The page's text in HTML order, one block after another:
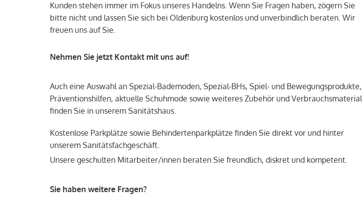
Kunden stehen immer im Fokus unseres Handelns. Wenn Sie Fragen haben, zögern Sie
bitte nicht und lassen Sie sich bei Oldenburg kostenlos und unverbindlich beraten. Wir
freuen uns auf Sie.
Nehmen Sie jetzt Kontakt mit uns auf!
Auch eine Auswahl an Spezial-Bademoden, Spezial-BHs, Spiel- und Bewegungsprodukte,
Präventionshilfen, aktuelle Schuhmode sowie weiteres Zubehör und Verbrauchsmaterial
finden Sie in unserem Sanitätshaus.
Kostenlose Parkplätze sowie Behindertenparkplätze finden Sie direkt vor und hinter
unserem Sanitätsfachgeschäft.
Unsere geschulten Mitarbeiter/innen beraten Sie freundlich, diskret und kompetent.
Sie haben weitere Fragen?